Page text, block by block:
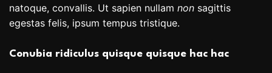
natoque, convallis. Ut sapien nullam non sagittis
egestas felis, ipsum tempus tristique.
Conubia ridiculus quisque quisque hac hac